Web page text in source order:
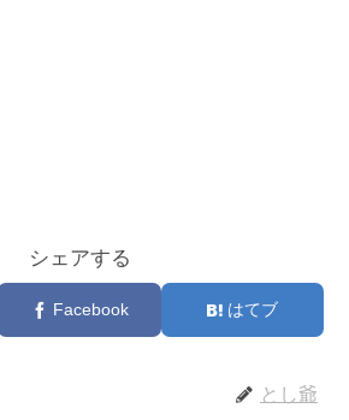
シェアする
Facebook はてブ
とし爺